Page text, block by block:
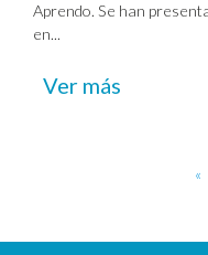
Aprendo. Se han
en...
Ver más
«